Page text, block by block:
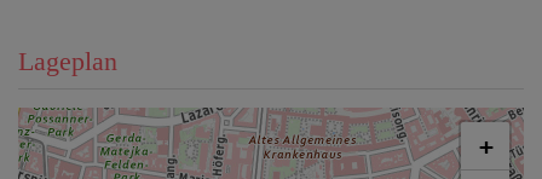
Lageplan
+